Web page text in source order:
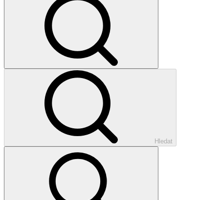
Hledat